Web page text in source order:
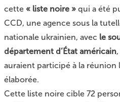
cette « liste noire » qui a été
CCD, une agence sous la
nationale ukrainien, avec le
département d’État américain
auraient participé à la réunion
élaborée.
Cette liste noire cible 72